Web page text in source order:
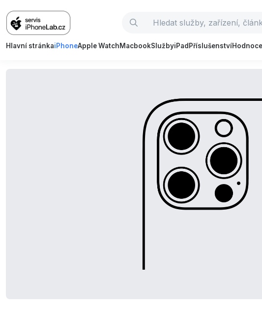
Hlavní stránkaiPhoneApple WatchMacbookSlužbyiPad Příslušenství